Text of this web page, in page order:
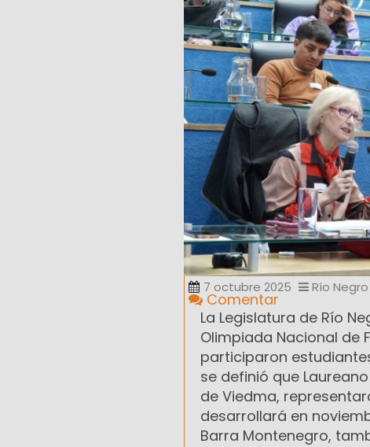
7 octubre 2025 Río Negro
Comentar
La Legislatura de Río
Olimpiada Nacional de
participaron
se definió que
de Viedma,
desarrollará en
Barra Montenegro,